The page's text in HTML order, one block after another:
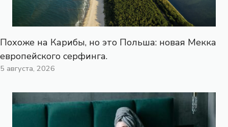
Похоже на Карибы, но это Польша: новая Мекка
европейского серфинга.
5 августа, 2026